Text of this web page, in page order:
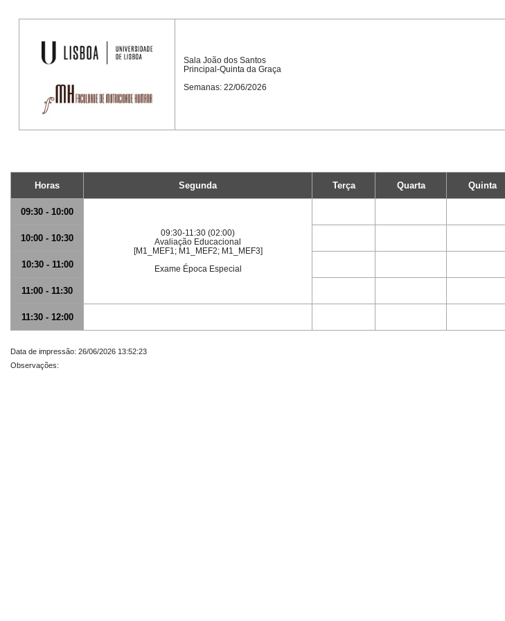
Sala João dos Santos
Principal-Quinta da Graça
Semanas: 22/06/2026
Horas Segunda Terça Quarta Quinta
09:30 - 10:00
09:30-11:30 (02:00)
Avaliação Educacional
[M1_MEF1; M1_MEF2; M1_MEF3]
Exame Época Especial
10:00 - 10:30
10:30 - 11:00
11:00 - 11:30
11:30 - 12:00
Data de impressão: 26/06/2026 13:52:23
Observações: